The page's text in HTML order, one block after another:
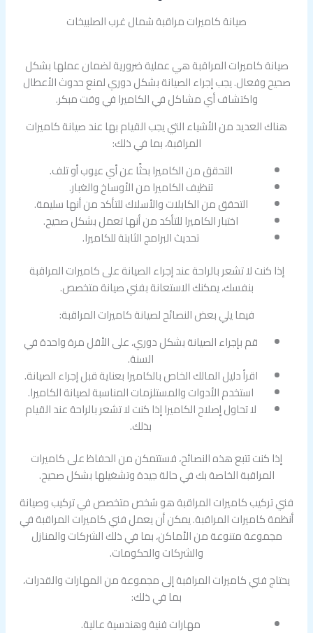
صيانة كاميرات مراقبة شمال غرب الصلبيخات
صيانة كاميرات المراقبة هي عملية ضرورية لضمان عملها بشكل
صحيح وفعال. يجب إجراء الصيانة بشكل دوري لمنع حدوث الأعطال
واكتشاف أي مشاكل في الكاميرا في وقت مبكر.
هناك العديد من الأشياء التي يجب القيام بها عند صيانة كاميرات
المراقبة، بما في ذلك:
التحقق من الكاميرا بحثًا عن أي عيوب أو تلف.
تنظيف الكاميرا من الأوساخ والغبار.
التحقق من الكابلات والأسلاك للتأكد من أنها سليمة.
اختبار الكاميرا للتأكد من أنها تعمل بشكل صحيح.
تحديث البرامج الثابتة للكاميرا.
إذا كنت لا تشعر بالراحة عند إجراء الصيانة على كاميرات المراقبة
بنفسك، يمكنك الاستعانة بفني صيانة متخصص.
فيما يلي بعض النصائح لصيانة كاميرات المراقبة:
قم بإجراء الصيانة بشكل دوري، على الأقل مرة واحدة في
السنة.
اقرأ دليل المالك الخاص بالكاميرا بعناية قبل إجراء الصيانة.
استخدم الأدوات والمستلزمات المناسبة لصيانة الكاميرا.
لا تحاول إصلاح الكاميرا إذا كنت لا تشعر بالراحة عند القيام
بذلك.
إذا كنت تتبع هذه النصائح، فستتمكن من الحفاظ على كاميرات
المراقبة الخاصة بك في حالة جيدة وتشغيلها بشكل صحيح.
فني تركيب كاميرات المراقبة هو شخص متخصص في تركيب وصيانة
أنظمة كاميرات المراقبة. يمكن أن يعمل فني كاميرات المراقبة في
مجموعة متنوعة من الأماكن، بما في ذلك الشركات والمنازل
والشركات والحكومات.
يحتاج فني كاميرات المراقبة إلى مجموعة من المهارات والقدرات،
بما في ذلك:
مهارات فنية وهندسية عالية.